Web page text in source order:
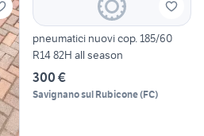
pneumatici nuovi cop. 185/60
R14 82H all season
300 €
Savignano sul Rubicone(FC)